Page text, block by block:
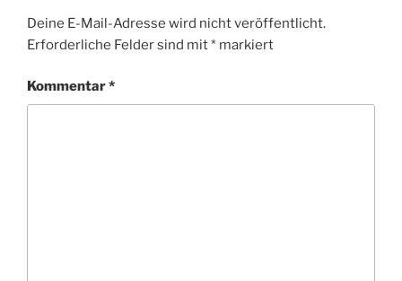
Deine E-Mail-Adresse wird nicht veröffentlicht.
Erforderliche Felder sind mit* markiert
Kommentar*